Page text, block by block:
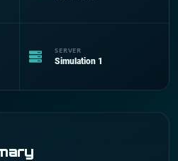
SERVER
Simulation 1